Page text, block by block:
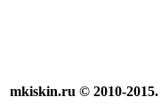
mkiskin.ru © 2010-2015.